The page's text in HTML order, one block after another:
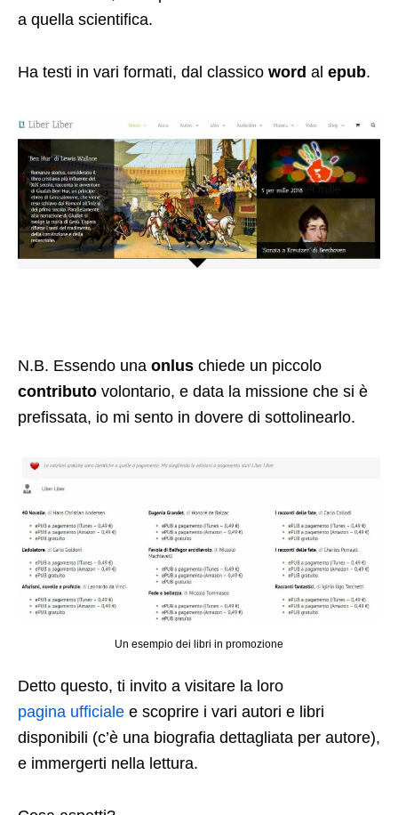
a quella scientifica.
Ha testi in vari formati, dal classico word al epub.
N.B. Essendo una onlus chiede un piccolo
contributo volontario, e data la missione che si è
prefissata, io mi sento in dovere di sottolinearlo.
Un esempio dei libri in promozione
Detto questo, ti invito a visitare la loro
pagina ufficiale e scoprire i vari autori e libri
disponibili (c’è una biografia dettagliata per autore),
e immergerti nella lettura.